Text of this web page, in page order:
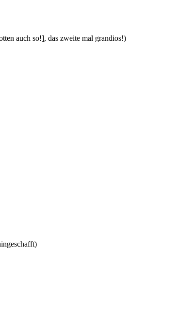
auch so!], das zweite mal grandios!)